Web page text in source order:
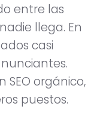
entre las
llega. En
casi
SEO orgánico,
puestos.